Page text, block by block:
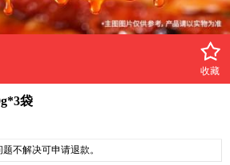
收藏
袋
不解决可申请退款。